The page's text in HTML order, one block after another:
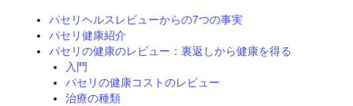
パセリヘルスレビューからの7つの事実
パセリ健康紹介
パセリの健康のレビュー：裏返しから健康を得る
入門
パセリの健康コストのレビュー
治療の種類